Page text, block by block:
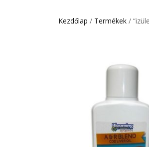
Kezdőlap / Termékek /